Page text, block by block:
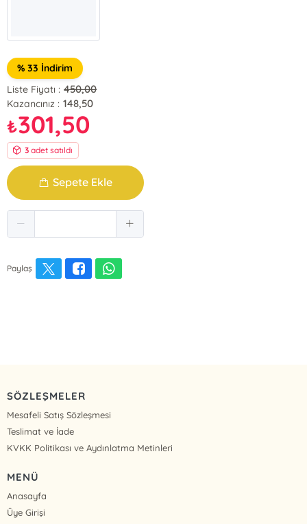
% 33 İndirim
Liste Fiyatı : 450,00
Kazancınız : 148,50
₺301,50
3 adet satıldı
Sepete Ekle
Paylaş
SÖZLEŞMELER
Mesafeli Satış Sözleşmesi
Teslimat ve İade
KVKK Politikası ve Aydınlatma Metinleri
MENÜ
Anasayfa
Üye Girişi